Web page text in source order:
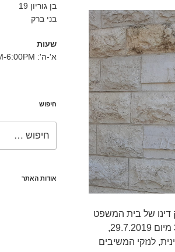
של בית המשפט
המחוזי בירושלים (כב' סגן הנשיא מ' דרורי) בת"א 3367/09 מיום 29.7.2019,
לנזקי המשיבים
בן גוריון 19
בני ברק
שעות
א'-ה': 8:30AM-6:00PM
חיפוש
אודות האתר